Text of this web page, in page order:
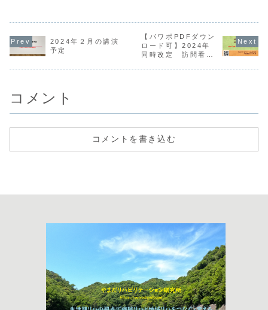
す。お気軽にお付
まだリハビリテー
ション研究所作業
療法士山田 剛お
ロフィール お問い
診療報酬改定】具
した。◆２０２４
年介護報酬改定：
具体的な単位数が
公開されました１
週間前に職能団体
講義は終了
問看護ステ
ンでの看護
の連携のこ
テーション
2024年２月の講演
予定
【パワポPDFダウン
ロード可】2024年
同時改定 訪問看護
コメント
コメントを書き込む